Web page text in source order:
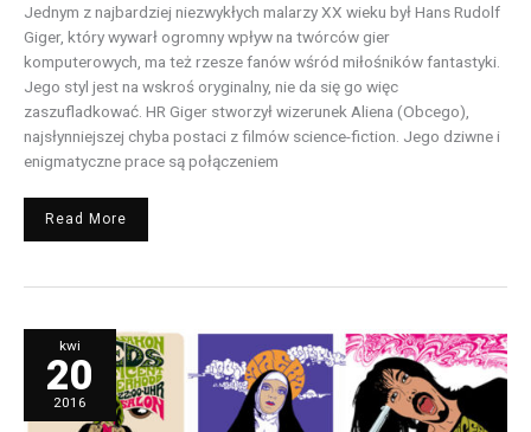
Jednym z najbardziej niezwykłych malarzy XX wieku był Hans Rudolf
Giger, który wywarł ogromny wpływ na twórców gier
komputerowych, ma też rzesze fanów wśród miłośników fantastyki.
Jego styl jest na wskroś oryginalny, nie da się go więc
zaszufladkować. HR Giger stworzył wizerunek Aliena (Obcego),
najsłynniejszej chyba postaci z filmów science-fiction. Jego dziwne i
enigmatyczne prace są połączeniem
Read More
kwi
20
2016
Styl
psychodeliczny
w
projektowaniu
graficznym